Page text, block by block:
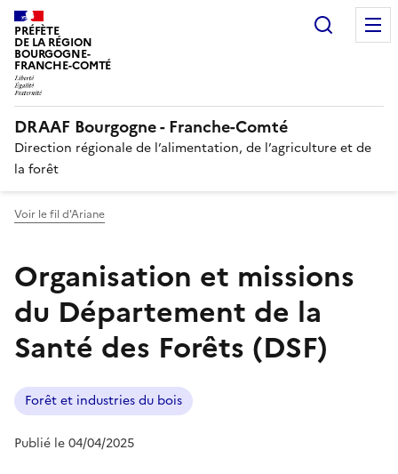
PRÉFÈTE
DE LA RÉGION
BOURGOGNE-
FRANCHE-COMTÉ
DRAAF Bourgogne - Franche-Comté
Direction régionale de l’alimentation, de l’agriculture et de
la forêt
Voir le fil d'Ariane
Organisation et missions
du Département de la
Santé des Forêts (DSF)
Forêt et industries du bois
Publié le 04/04/2025